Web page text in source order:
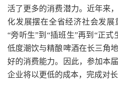
活了更多的消费潜力。近年来
化发展摆在全省经济社会发
“旁听生”到“插班生”再到“正式
低度潮饮与精酿啤酒在长三角
好的消费能力。因此，参加本
企业将以更低的成本，完成对